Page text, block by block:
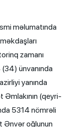
məlumatında
zamanı
ünvanında
yanında
(qeyri-
5314 nömrəli
Ənvər oğlunun